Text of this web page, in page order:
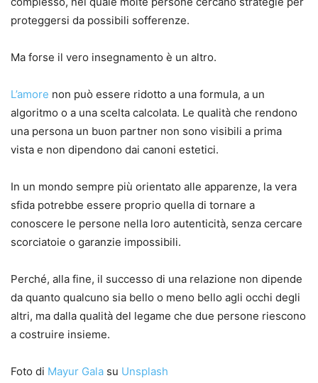
proteggersi da possibili sofferenze.
Ma forse il vero insegnamento è un altro.
L’amore non può essere ridotto a una formula, a un
algoritmo o a una scelta calcolata. Le qualità che rendono
una persona un buon partner non sono visibili a prima
vista e non dipendono dai canoni estetici.
In un mondo sempre più orientato alle apparenze, la vera
sfida potrebbe essere proprio quella di tornare a
conoscere le persone nella loro autenticità, senza cercare
scorciatoie o garanzie impossibili.
Perché, alla fine, il successo di una relazione non dipende
da quanto qualcuno sia bello o meno bello agli occhi degli
altri, ma dalla qualità del legame che due persone riescono
a costruire insieme.
Foto di Mayur Gala su Unsplash